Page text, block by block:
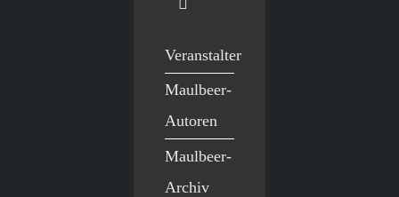
Veranstalter
Maulbeer-
Autoren
Maulbeer-
Archiv